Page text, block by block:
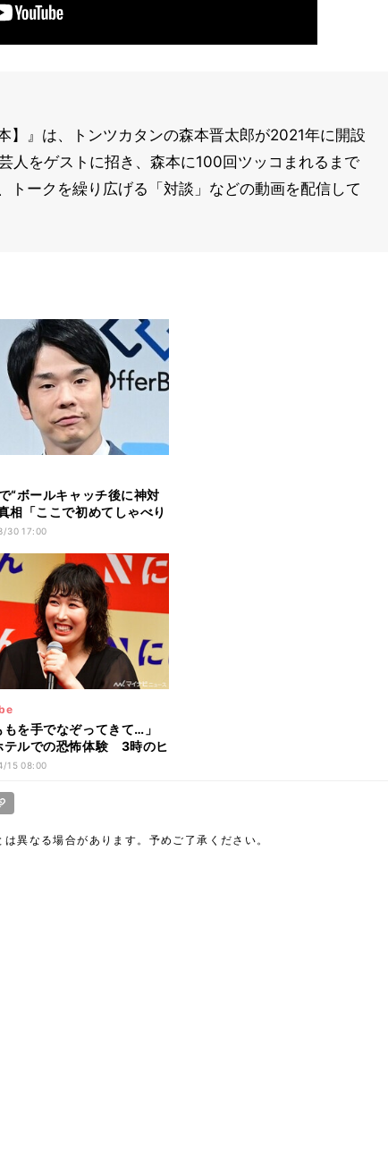
】』は、トンツカタンの森本晋太郎が2021年に開設
人をゲストに招き、森本に100回ツッコまれるまで
トークを繰り広げる「対談」などの動画を配信して
“ボールキャッチ後に神対
相「ここで初めてしゃべり
」「褒め称えてほしいの
30 17:00
もを手でなぞってきて…」
テルでの恐怖体験 3時のヒ
・ゆめっちが当時の状況を
15 08:00
異なる場合があります。予めご了承ください。